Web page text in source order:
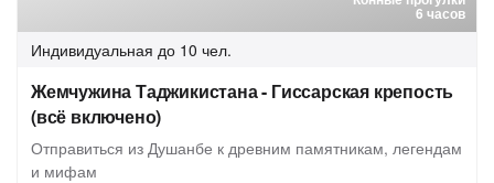
6 часов
Индивидуальная до 10 чел.
Жемчужина Таджикистана - Гиссарская крепость
(всё включено)
Отправиться из Душанбе к древним памятникам, легендам
и мифам